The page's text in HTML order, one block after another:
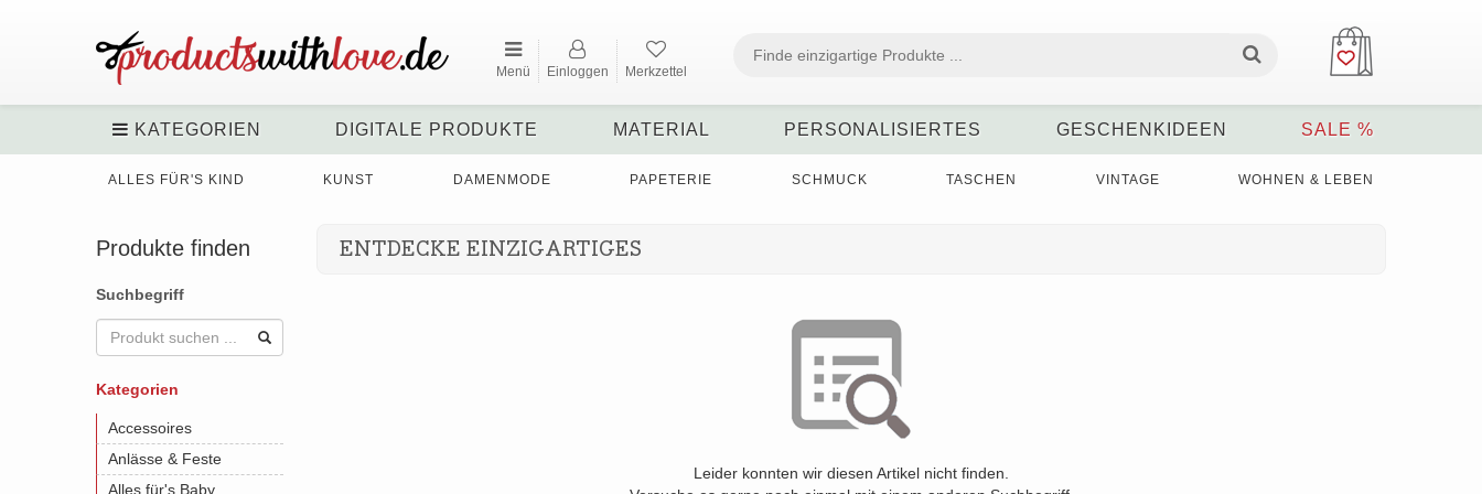
Menü Einloggen Merkzettel
KATEGORIEN DIGITALE PRODUKTE MATERIAL PERSONALISIERTES GESCHENKIDEEN SALE %
ALLES FÜR'S KIND KUNST DAMENMODE PAPETERIE SCHMUCK TASCHEN VINTAGE WOHNEN & LEBEN
Produkte finden
Suchbegriff
Kategorien
Accessoires
Anlässe & Feste
Alles für's Baby
ENTDECKE EINZIGARTIGES
Leider konnten wir diesen Artikel nicht finden.